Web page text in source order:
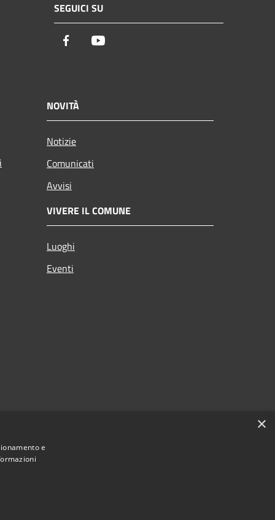
SEGUICI SU
Facebook
NOVITÀ
Notizie
Comunicati
Avvisi
VIVERE IL COMUNE
Luoghi
Eventi
×
e